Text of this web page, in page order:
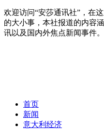
欢迎访问“安莎通讯社”，在
的大小事，本社报道的内容
讯以及国内外焦点新闻事件。
首页
新闻
意大利经济